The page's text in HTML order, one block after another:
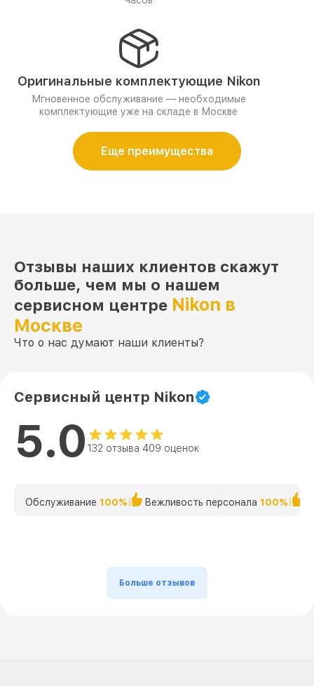
Оригинальные комплектующие Nikon
Мгновенное обслуживание — необходимые
комплектующие уже на складе в Москве
Еще преимущества
Отзывы наших клиентов скажут
больше, чем мы о нашем
сервисном центре Nikon в
Москве
Что о нас думают наши клиенты?
Сервисный центр Nikon
5.0 132 отзыва 409 оценок
Обслуживание 100% Вежливость персонала 100%
Больше отзывов